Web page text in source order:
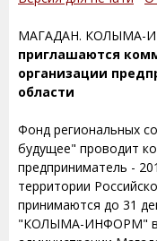
МАГАДАН. КОЛЫМА-
приглашаются
организации
области
Фонд региональных
будущее" проводит
предприниматель -
территории
принимаются до 31
"КОЛЫМА-ИНФОРМ" в